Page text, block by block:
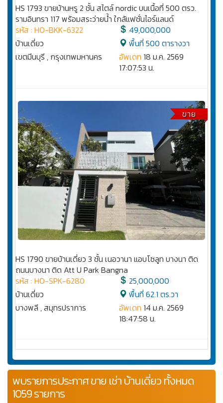
HS 1793 ขายบ้านหรู 2 ชั้น สไตล์ nordic บนเนื้อที่ 500 ตรว.
รามอินทรา 117 พร้อมสระว่ายน้ำ ใกล้แฟชั่นไอร์แลนด์
รหัส : HO-BKK-6322
บ้านเดี่ยว
เขตมีนบุรี , กรุงเทพมหานคร
49,000,000
พื้นที่ 500 ตารางวา
อัพเดท 18 ม.ค. 2569
17:07:53 น.
ขาย
HS 1790 ขายบ้านเดี่ยว 3 ชั้น เนอวานา แอบโซลูท บางนา ติด
ถนนบางนา ติด Att U Park Bangna
รหัส : HO-SPK-6280
บ้านเดี่ยว
บางพลี , สมุทรปราการ
25,000,000
พื้นที่ 62.1 ตร.วา
อัพเดท 14 ม.ค. 2569
18:47:58 น.
พบรายการประกาศ ขาย เช่า บ้านเดี่ยว ทั้งหมด
1059 รายการ